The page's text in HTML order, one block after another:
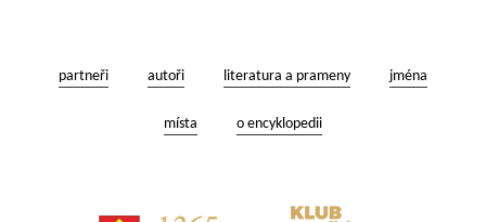
partneři autoři literatura a prameny jména
místa o encyklopedii